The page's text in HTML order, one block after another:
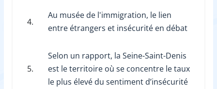
4.
Au musée de l'immigration, le lien
entre étrangers et insécurité en débat
5.
Selon un rapport, la Seine-Saint-Denis
est le territoire où se concentre le taux
le plus élevé du sentiment d’insécurité